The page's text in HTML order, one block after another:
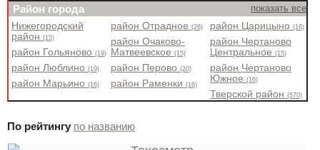
Район города показать все
Нижегородский
район(15)
район Гольяново(19)
район Люблино(19)
район Марьино(16)
район Отрадное(26)
район Очаково-
Матвеевское(15)
район Перово(20)
район Раменки(16)
район Царицыно(16)
район Чертаново
Центральное(15)
район Чертаново
Южное(16)
Тверской район(570)
По рейтингу по названию